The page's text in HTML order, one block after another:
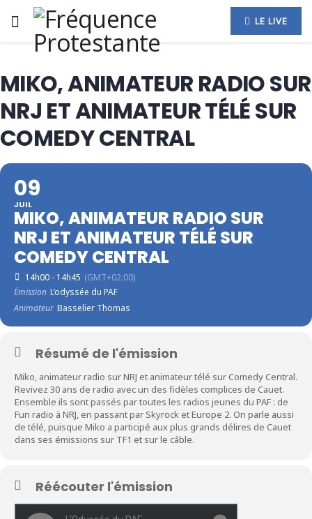
LE LIVE
MIKO, ANIMATEUR RADIO SUR
NRJ ET ANIMATEUR TÉLÉ SUR
COMEDY CENTRAL
09
JUIL
MIKO, ANIMATEUR RADIO SUR
NRJ ET ANIMATEUR TÉLÉ SUR
COMEDY CENTRAL
14h00 - 14h45 (GMT+02:00)
Émission L’odyssée du PAF
Animateur Basselier Thomas
Résumé de l'émission
Miko, animateur radio sur NRJ et animateur télé sur Comedy Central.
Revivez 30 ans de radio avec un des fidèles complices de Cauet.
Ensemble ils sont passés par toutes les radios jeunes du PAF : de
Fun radio à NRJ, en passant par Skyrock et Europe 2. On parle aussi
de télé, puisque Miko a participé aux plus grands délires de Cauet
dans ses émissions sur TF1 et sur le câble.
Réécouter l'émission